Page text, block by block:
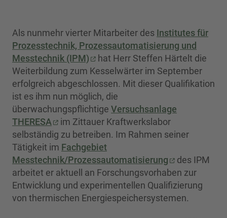
Als nunmehr vierter Mitarbeiter des Institutes für
Prozesstechnik, Prozessautomatisierung und
Messtechnik (IPM)
hat Herr Steffen Härtelt die
Weiterbildung zum Kesselwärter im September
erfolgreich abgeschlossen. Mit dieser Qualifikation
ist es ihm nun möglich, die
überwachungspflichtige Versuchsanlage
THERESA
im Zittauer Kraftwerkslabor
selbständig zu betreiben. Im Rahmen seiner
Tätigkeit im Fachgebiet
Messtechnik/Prozessautomatisierung
des IPM
arbeitet er aktuell an Forschungsvorhaben zur
Entwicklung und experimentellen Qualifizierung
von thermischen Energiespeichersystemen.